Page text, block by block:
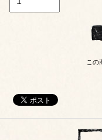
この